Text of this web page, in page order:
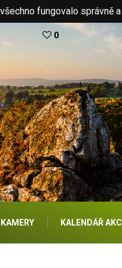
fungovalo správně
0
KALENDÁŘ AKCÍ